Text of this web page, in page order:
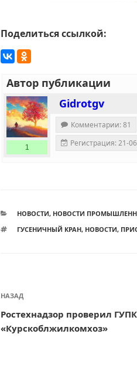
Поделиться ссылкой:
Автор публикации
Gidrotgv
1
Комментарии: 81
Регистрация: 21-
РУБРИКИ
НОВОСТИ, НОВОСТИ
МЕТКИ
ГУСЕНИЧНЫЙ КРАН, НОВОСТИ,
Навигация
записям
Предыдущая
запись:
НАЗАД
Ростехнадзор проверил
«Курскоблжилкомхоз»